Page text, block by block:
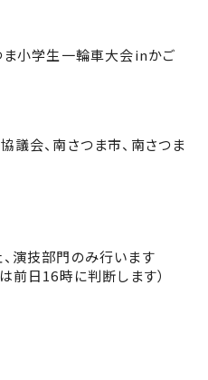
ま小学生一輪車大会inかご
議会、南さつま市、南さつま
演技部門のみ行います
前日16時に判断します）